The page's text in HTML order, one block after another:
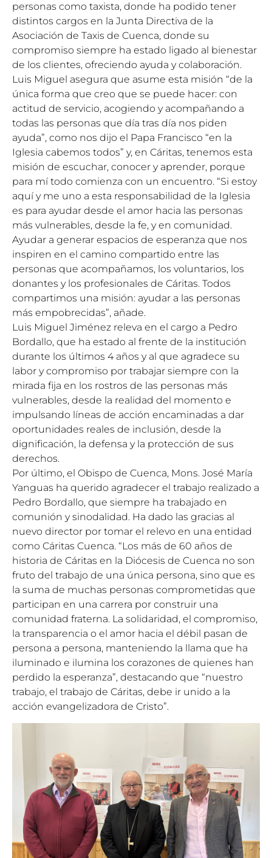
personas como taxista, donde ha podido tener
distintos cargos en la Junta Directiva de la
Asociación de Taxis de Cuenca, donde su
compromiso siempre ha estado ligado al bienestar
de los clientes, ofreciendo ayuda y colaboración.
Luis Miguel asegura que asume esta misión “de la
única forma que creo que se puede hacer: con
actitud de servicio, acogiendo y acompañando a
todas las personas que día tras día nos piden
ayuda”, como nos dijo el Papa Francisco “en la
Iglesia cabemos todos” y, en Cáritas, tenemos esta
misión de escuchar, conocer y aprender, porque
para mí todo comienza con un encuentro. “Si estoy
aquí y me uno a esta responsabilidad de la Iglesia
es para ayudar desde el amor hacia las personas
más vulnerables, desde la fe, y en comunidad.
Ayudar a generar espacios de esperanza que nos
inspiren en el camino compartido entre las
personas que acompañamos, los voluntarios, los
donantes y los profesionales de Cáritas. Todos
compartimos una misión: ayudar a las personas
más empobrecidas”, añade.
Luis Miguel Jiménez releva en el cargo a Pedro
Bordallo, que ha estado al frente de la institución
durante los últimos 4 años y al que agradece su
labor y compromiso por trabajar siempre con la
mirada fija en los rostros de las personas más
vulnerables, desde la realidad del momento e
impulsando líneas de acción encaminadas a dar
oportunidades reales de inclusión, desde la
dignificación, la defensa y la protección de sus
derechos.
Por último, el Obispo de Cuenca, Mons. José María
Yanguas ha querido agradecer el trabajo realizado a
Pedro Bordallo, que siempre ha trabajado en
comunión y sinodalidad. Ha dado las gracias al
nuevo director por tomar el relevo en una entidad
como Cáritas Cuenca. “Los más de 60 años de
historia de Cáritas en la Diócesis de Cuenca no son
fruto del trabajo de una única persona, sino que es
la suma de muchas personas comprometidas que
participan en una carrera por construir una
comunidad fraterna. La solidaridad, el compromiso,
la transparencia o el amor hacia el débil pasan de
persona a persona, manteniendo la llama que ha
iluminado e ilumina los corazones de quienes han
perdido la esperanza”, destacando que “nuestro
trabajo, el trabajo de Cáritas, debe ir unido a la
acción evangelizadora de Cristo”.